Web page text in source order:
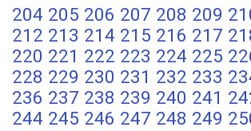
204 205 206 207 208 209
212 213 214 215 216 217
220 221 222 223 224 225
228 229 230 231 232 233
236 237 238 239 240 241
244 245 246 247 248 249